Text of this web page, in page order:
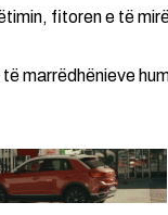
fitoren e të
marrëdhënieve